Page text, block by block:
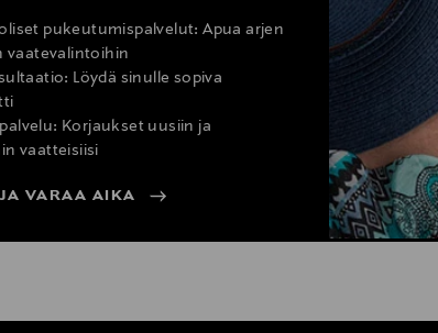
pukeutumispalvelut: Apua arjen
vaatevalintoihin
Löydä sinulle sopiva
Korjaukset uusiin ja
vaatteisiisi
VARAA AIKA